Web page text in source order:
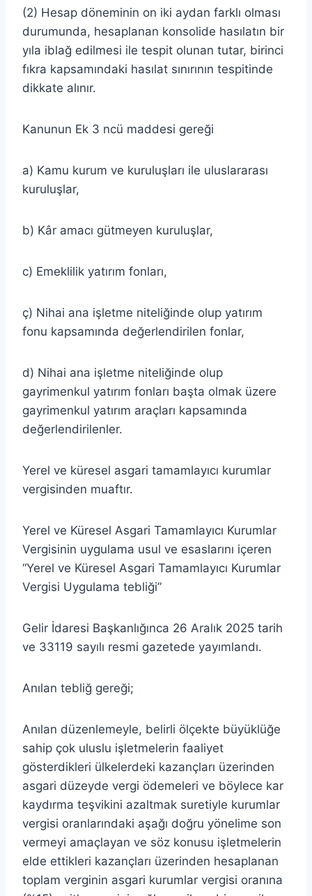
(2) Hesap döneminin on iki aydan farklı olması
durumunda, hesaplanan konsolide hasılatın bir
yıla iblağ edilmesi ile tespit olunan tutar, birinci
fıkra kapsamındaki hasılat sınırının tespitinde
dikkate alınır.
Kanunun Ek 3 ncü maddesi gereği
a) Kamu kurum ve kuruluşları ile uluslararası
kuruluşlar,
b) Kâr amacı gütmeyen kuruluşlar,
c) Emeklilik yatırım fonları,
ç) Nihai ana işletme niteliğinde olup yatırım
fonu kapsamında değerlendirilen fonlar,
d) Nihai ana işletme niteliğinde olup
gayrimenkul yatırım fonları başta olmak üzere
gayrimenkul yatırım araçları kapsamında
değerlendirilenler.
Yerel ve küresel asgari tamamlayıcı kurumlar
vergisinden muaftır.
Yerel ve Küresel Asgari Tamamlayıcı Kurumlar
Vergisinin uygulama usul ve esaslarını içeren
“Yerel ve Küresel Asgari Tamamlayıcı Kurumlar
Vergisi Uygulama tebliği”
Gelir İdaresi Başkanlığınca 26 Aralık 2025 tarih
ve 33119 sayılı resmi gazetede yayımlandı.
Anılan tebliğ gereği;
Anılan düzenlemeyle, belirli ölçekte büyüklüğe
sahip çok uluslu işletmelerin faaliyet
gösterdikleri ülkelerdeki kazançları üzerinden
asgari düzeyde vergi ödemeleri ve böylece kar
kaydırma teşvikini azaltmak suretiyle kurumlar
vergisi oranlarındaki aşağı doğru yönelime son
vermeyi amaçlayan ve söz konusu işletmelerin
elde ettikleri kazançları üzerinden hesaplanan
toplam verginin asgari kurumlar vergisi oranına